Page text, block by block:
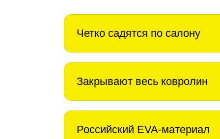
Четко садятся по салону
Закрывают весь ковролин
Российский EVA-материал